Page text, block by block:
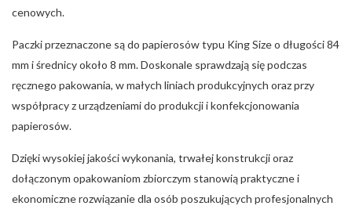
cenowych.
Paczki przeznaczone są do papierosów typu King Size o długości 84
mm i średnicy około 8 mm. Doskonale sprawdzają się podczas
ręcznego pakowania, w małych liniach produkcyjnych oraz przy
współpracy z urządzeniami do produkcji i konfekcjonowania
papierosów.
Dzięki wysokiej jakości wykonania, trwałej konstrukcji oraz
dołączonym opakowaniom zbiorczym stanowią praktyczne i
ekonomiczne rozwiązanie dla osób poszukujących profesjonalnych